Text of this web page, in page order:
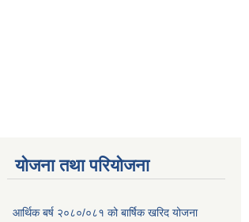
योजना तथा परियोजना
आर्थिक बर्ष २०८०/०८१ को बार्षिक खरिद योजना